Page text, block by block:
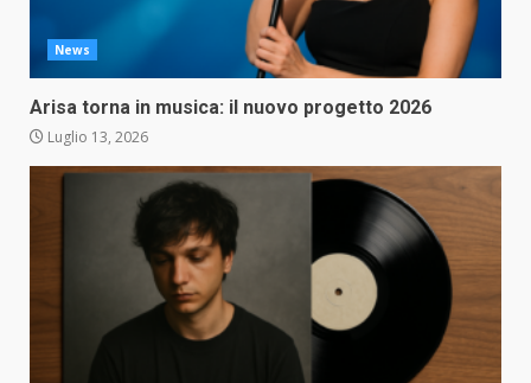
News
Arisa torna in musica: il nuovo progetto 2026
Luglio 13, 2026